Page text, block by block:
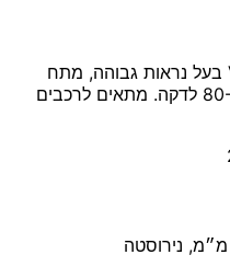
מעכב אזהרה LED מ-VELLEMAN בעל נראות גבוהה, מתח
עבודה 6-15Vdc וקצב הבהוב 80-100 לדקה. מתאים לרכבים